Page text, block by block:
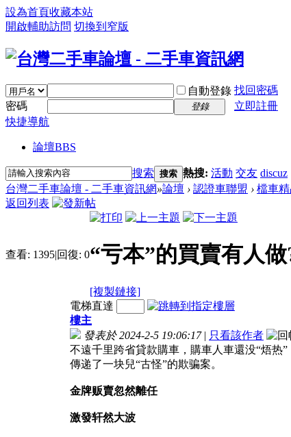
設為首頁收藏本站
開啟輔助訪問 切換到窄版
自動登錄 找回密碼
密碼
登錄
立即註冊
快捷導航
論壇BBS
搜索 搜索 熱搜: 活動 交友 discuz
台灣二手車論壇 - 二手車資訊網»論壇 › 認證車聯盟 › 檔車
返回列表
查看: 1395|回復: 0“亏本”的買賣有人
[複製鏈接]
電梯直達
樓主
發表於 2024-2-5 19:06:17 | 只看該作者
不遠千里跨省貸款購車，購車人車還没“焐热
傳递了一块兒“古怪”的欺骗案。
金牌贩賣忽然離任
激發轩然大波